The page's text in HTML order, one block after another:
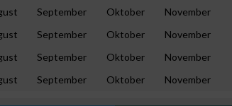
September Oktober November
September Oktober November
September Oktober November
September Oktober November